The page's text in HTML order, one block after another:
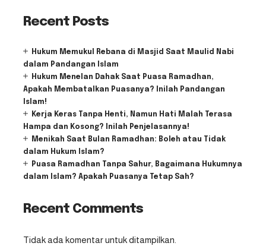
Recent Posts
Hukum Memukul Rebana di Masjid Saat Maulid Nabi
dalam Pandangan Islam
Hukum Menelan Dahak Saat Puasa Ramadhan,
Apakah Membatalkan Puasanya? Inilah Pandangan
Islam!
Kerja Keras Tanpa Henti, Namun Hati Malah Terasa
Hampa dan Kosong? Inilah Penjelasannya!
Menikah Saat Bulan Ramadhan: Boleh atau Tidak
dalam Hukum Islam?
Puasa Ramadhan Tanpa Sahur, Bagaimana Hukumnya
dalam Islam? Apakah Puasanya Tetap Sah?
Recent Comments
Tidak ada komentar untuk ditampilkan.